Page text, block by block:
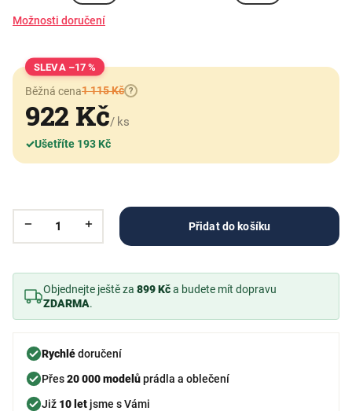
Možnosti doručení
–17 %
Běžná cena1 115 Kč ?
922 Kč/ ks
✓Ušetříte 193 Kč
Přidat do košíku
Objednejte ještě za 899 Kča budete mít dopravu
ZDARMA.
Rychlédoručení
Přes20 000 modelůprádla a oblečení
Již 10 let jsme s Vámi